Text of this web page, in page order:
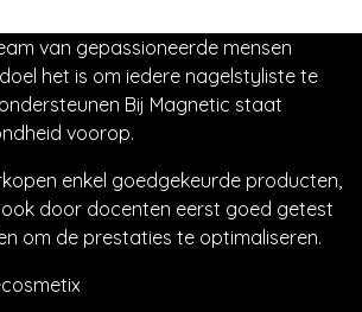
van gepassioneerde mensen
het is om iedere nagelstyliste te
Bij Magnetic staat
voorop.
enkel goedgekeurde producten,
door docenten eerst goed getest
om de prestaties te optimaliseren.